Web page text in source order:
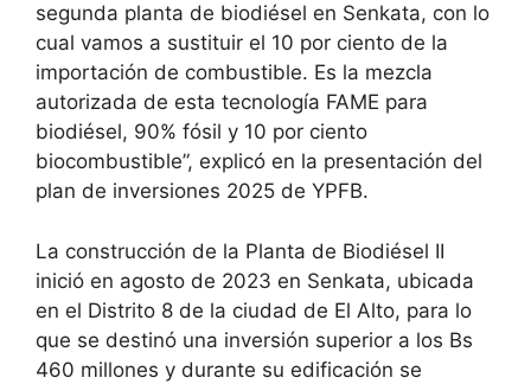
segunda planta de biodiésel en Senkata, con lo
cual vamos a sustituir el 10 por ciento de la
importación de combustible. Es la mezcla
autorizada de esta tecnología FAME para
biodiésel, 90% fósil y 10 por ciento
biocombustible”, explicó en la presentación del
plan de inversiones 2025 de YPFB.
La construcción de la Planta de Biodiésel II
inició en agosto de 2023 en Senkata, ubicada
en el Distrito 8 de la ciudad de El Alto, para lo
que se destinó una inversión superior a los Bs
460 millones y durante su edificación se